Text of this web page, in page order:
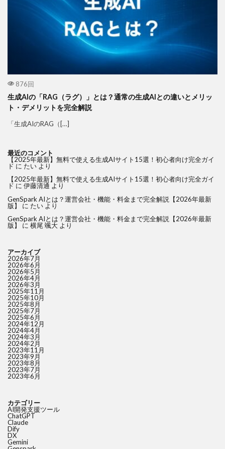
876回
生成AIの「RAG（ラグ）」とは？通常の生成AIとの違いとメリッ
ト・デメリットを完全解説
「生成AIのRAG（[…]
最近のコメント
【2025年最新】無料で使える生成AIサイト15選！初心者向け完全ガイ
ド に たい より
【2025年最新】無料で使える生成AIサイト15選！初心者向け完全ガイ
ド に 伊藤清通 より
GenSpark AIとは？運営会社・機能・料金まで完全解説【2026年最新
版】
に たい より
GenSpark AIとは？運営会社・機能・料金まで完全解説【2026年最新
版】
に 横尾 颯大 より
アーカイブ
2026年7月
2026年6月
2026年5月
2026年4月
2026年3月
2025年11月
2025年10月
2025年8月
2025年7月
2025年6月
2024年12月
2024年4月
2024年3月
2024年2月
2023年11月
2023年9月
2023年8月
2023年7月
2023年6月
カテゴリー
AI開発支援ツール
ChatGPT
Claude
Dify
DX
Gemini